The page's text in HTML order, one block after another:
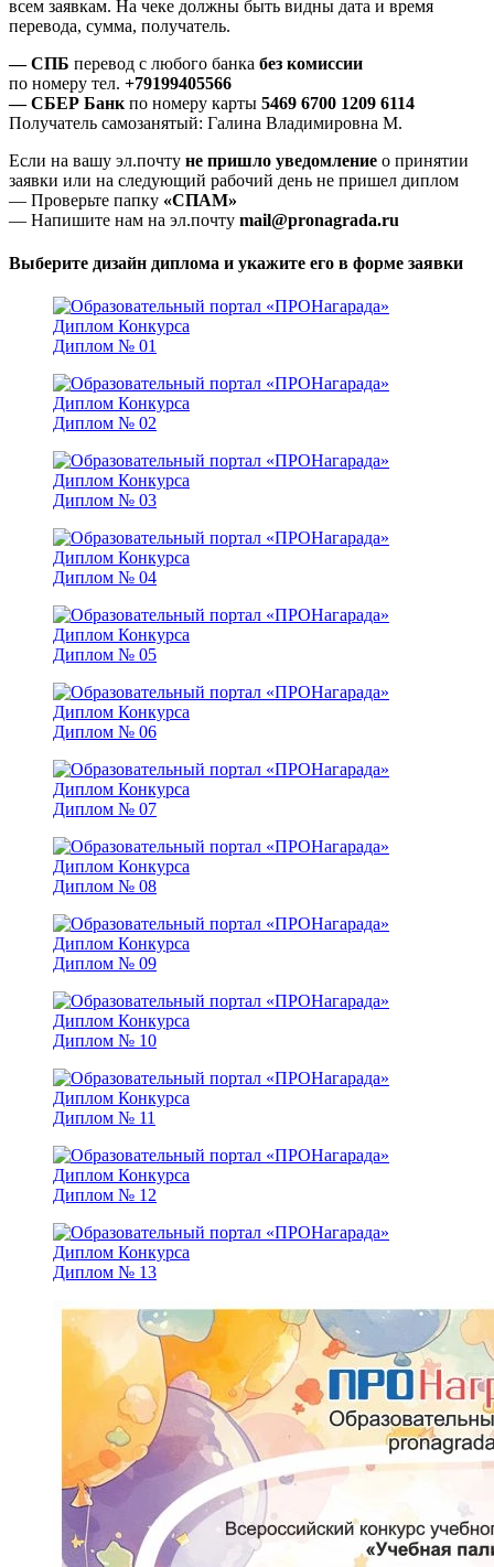
всем заявкам. На чеке должны быть видны дата и время
перевода, сумма, получатель.
— СПБ перевод с любого банка без комиссии
по номеру тел. +79199405566
— СБЕР Банк по номеру карты 5469 6700 1209 6114
Получатель самозанятый: Галина Владимировна М.
Если на вашу эл.почту не пришло уведомление о принятии
заявки или на следующий рабочий день не пришел диплом
— Проверьте папку «СПАМ»
— Напишите нам на эл.почту mail@pronagrada.ru
Выберите дизайн диплома и укажите его в форме заявки
Диплом № 01
Диплом № 02
Диплом № 03
Диплом № 04
Диплом № 05
Диплом № 06
Диплом № 07
Диплом № 08
Диплом № 09
Диплом № 10
Диплом № 11
Диплом № 12
Диплом № 13